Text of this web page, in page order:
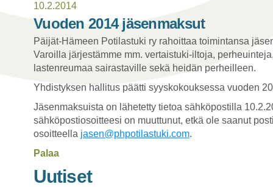
10.2.2014
Vuoden 2014 jäsenmaksut
Päijät-Hämeen Potilastuki ry rahoittaa toimintansa
Varoilla järjestämme mm. vertaistuki-iltoja,
lastenreumaa sairastaville sekä heidän perheilleen.
Yhdistyksen hallitus päätti syyskokouksessa vuoden
Jäsenmaksuista on lähetetty tietoa sähköpostilla
sähköpostiosoitteesi on muuttunut, etkä ole saanut
osoitteella jasen@phpotilastuki.com.
Palaa
Uutiset